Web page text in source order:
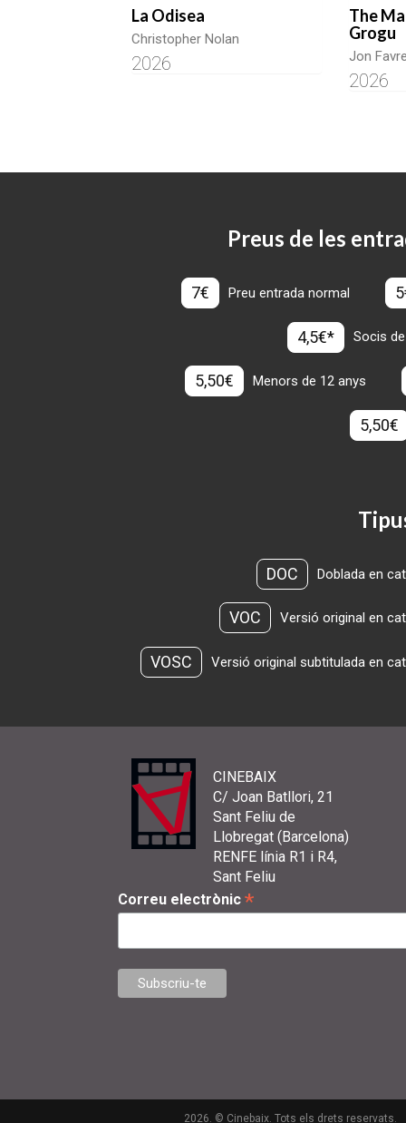
La Odisea
Christopher Nolan
2026
The
Grogu
Jon
2026
Preus de les
7€ Preu entrada normal
4,5€* Socis
5,50€ Menors de 12 anys
5,50€
DOC Doblada en
VOC Versió original en
VOSC Versió original subtitulada en
CINEBAIX
C/ Joan Batllori, 21
Sant Feliu de
Llobregat (Barcelona)
RENFE línia R1 i R4,
Sant Feliu
Correu electrònic *
2026. © Cinebaix. Tots els drets reservats.